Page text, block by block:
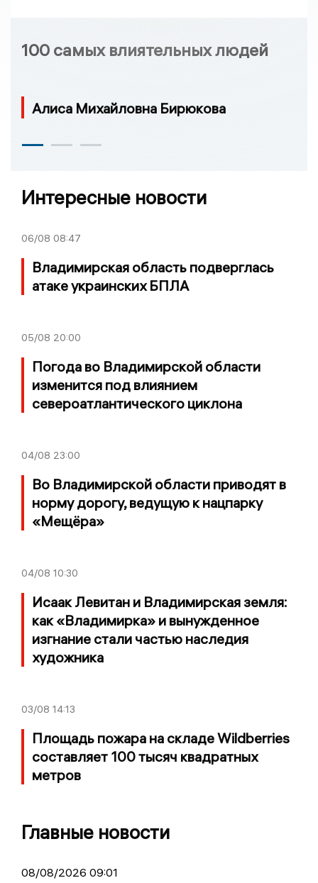
100 самых влиятельных людей
Алиса Михайловна Бирюкова
Интересные новости
06/08 08:47
Владимирская область подверглась
атаке украинских БПЛА
05/08 20:00
Погода во Владимирской области
изменится под влиянием
североатлантического циклона
04/08 23:00
Во Владимирской области приводят в
норму дорогу, ведущую к нацпарку
«Мещёра»
04/08 10:30
Исаак Левитан и Владимирская земля:
как «Владимирка» и вынужденное
изгнание стали частью наследия
художника
03/08 14:13
Площадь пожара на складе Wildberries
составляет 100 тысяч квадратных
метров
Главные новости
08/08/2026 09:01